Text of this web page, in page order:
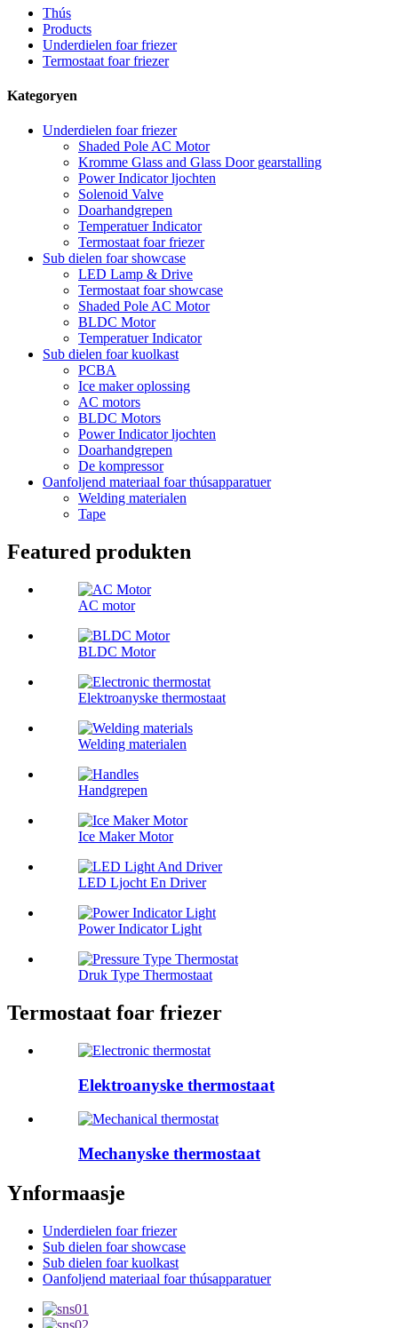
Thús
Products
Underdielen foar friezer
Termostaat foar friezer
Kategoryen
Underdielen foar friezer
Shaded Pole AC Motor
Kromme Glass and Glass Door gearstalling
Power Indicator ljochten
Solenoid Valve
Doarhandgrepen
Temperatuer Indicator
Termostaat foar friezer
Sub dielen foar showcase
LED Lamp & Drive
Termostaat foar showcase
Shaded Pole AC Motor
BLDC Motor
Temperatuer Indicator
Sub dielen foar kuolkast
PCBA
Ice maker oplossing
AC motors
BLDC Motors
Power Indicator ljochten
Doarhandgrepen
De kompressor
Oanfoljend materiaal foar thúsapparatuer
Welding materialen
Tape
Featured produkten
AC motor
BLDC Motor
Elektroanyske thermostaat
Welding materialen
Handgrepen
Ice Maker Motor
LED Ljocht En Driver
Power Indicator Light
Druk Type Thermostaat
Termostaat foar friezer
Elektroanyske thermostaat
Mechanyske thermostaat
Ynformaasje
Underdielen foar friezer
Sub dielen foar showcase
Sub dielen foar kuolkast
Oanfoljend materiaal foar thúsapparatuer